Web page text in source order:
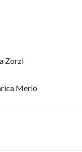
Zorzi
Merlo